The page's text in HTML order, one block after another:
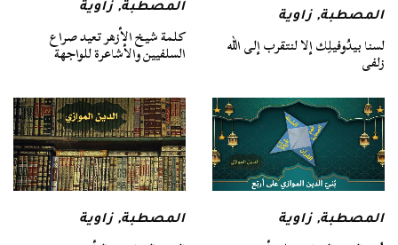
المصطبة, زاوية
لسنا بيدُوفيلِك إلا لنتقرب إلى الله
زلفى
المصطبة, زاوية
كلمة شيخ الأزهر تعيد صراع
السلفيين والأشاعرة للواجهة
المصطبة, زاوية المصطبة, زاوية